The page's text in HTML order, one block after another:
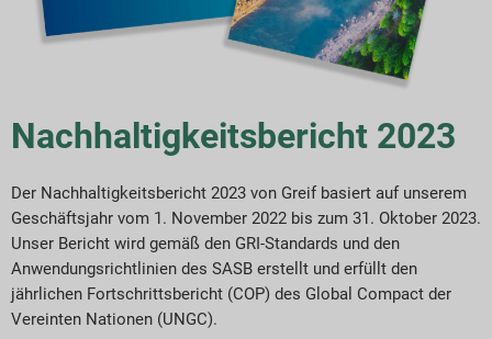
Downloads
Nachhaltigkeitsbericht 2023
Der Nachhaltigkeitsbericht 2023 von Greif basiert auf unserem
Geschäftsjahr vom 1. November 2022 bis zum 31. Oktober 2023.
Unser Bericht wird gemäß den GRI-Standards und den
Anwendungsrichtlinien des SASB erstellt und erfüllt den
jährlichen Fortschrittsbericht (COP) des Global Compact der
Vereinten Nationen (UNGC).